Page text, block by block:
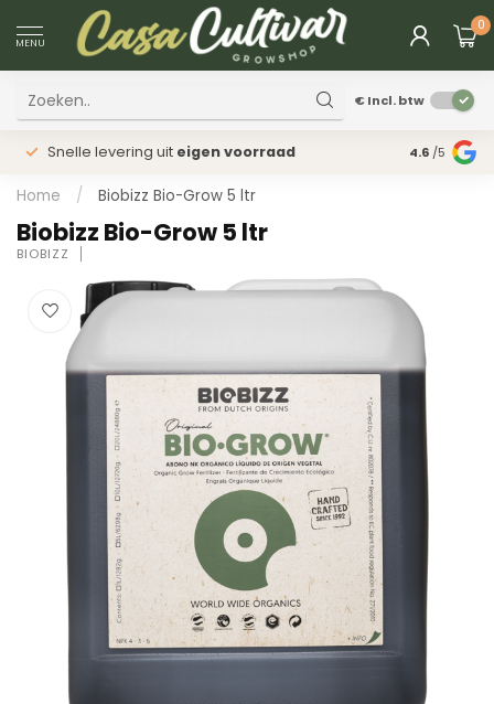
MENU
0
€Incl. btw
Snelle levering uit eigen voorraad Fysieke
4.6 /5
Home / Biobizz Bio-Grow 5 ltr
Biobizz Bio-Grow 5 ltr
BIOBIZZ